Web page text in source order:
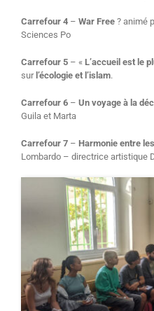
Carrefour 4– War Free? animé
Sciences Po
Carrefour 5– « L’accueil est le
sur l’écologie et l’islam.
Carrefour 6– Un voyage à la
Guila et Marta
Carrefour 7– Harmonie entre
Lombardo – directrice artistique